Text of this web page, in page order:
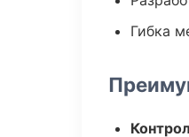
Гибка